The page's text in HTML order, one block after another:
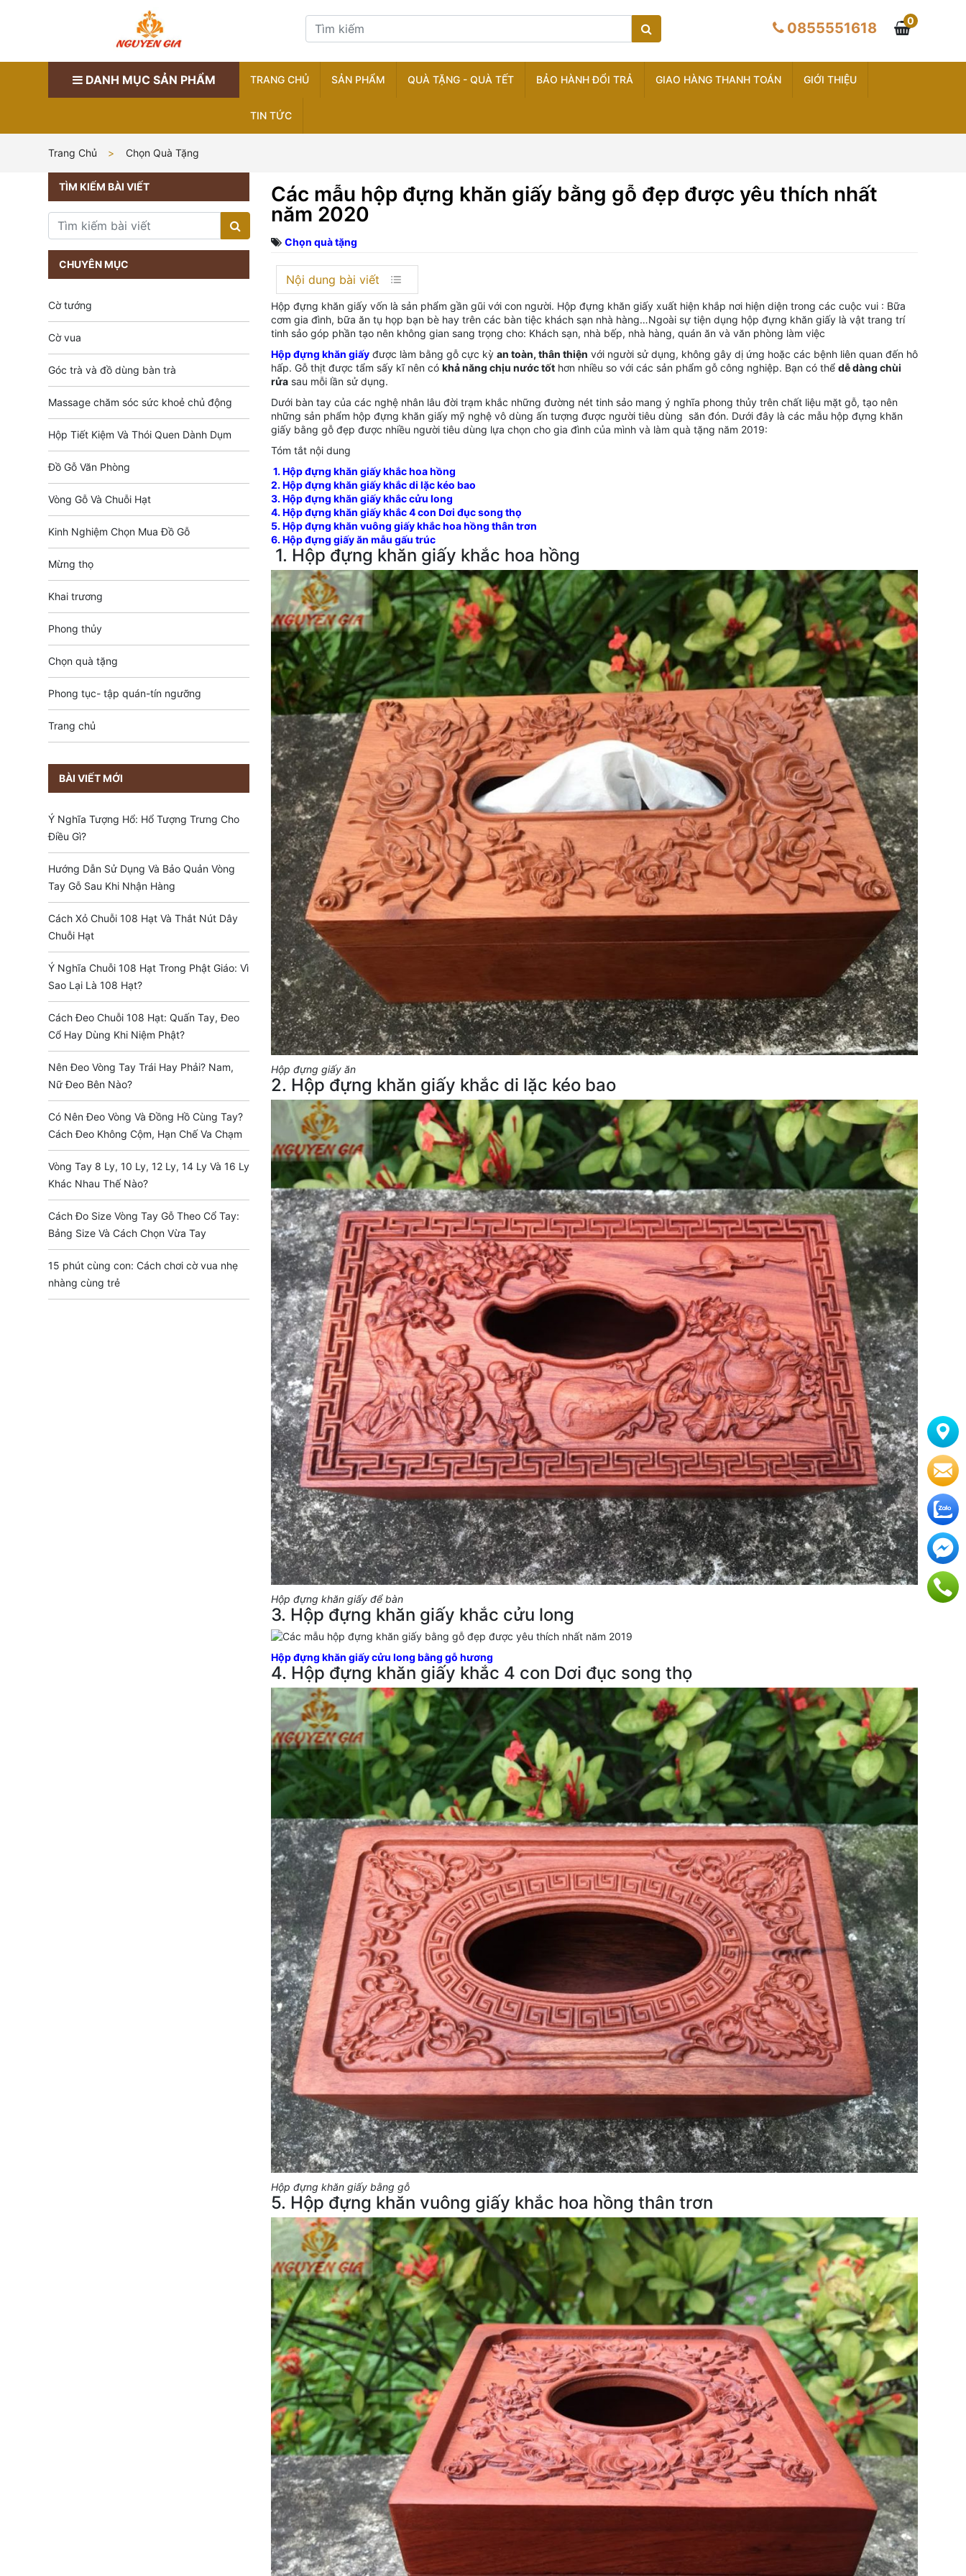
0855551618 0
DANH MỤC SẢN PHẨM TRANG CHỦ SẢN PHẨM QUÀ TẶNG - QUÀ TẾT BẢO HÀNH ĐỔI TRẢ GIAO HÀNG THANH TOÁN GIỚI THIỆU
TIN TỨC
Trang Chủ Chọn Quà Tặng
TÌM KIẾM BÀI VIẾT
CHUYÊN MỤC
Cờ tướng
Cờ vua
Góc trà và đồ dùng bàn trà
Massage chăm sóc sức khoẻ chủ động
Hộp Tiết Kiệm Và Thói Quen Dành Dụm
Đồ Gỗ Văn Phòng
Vòng Gỗ Và Chuỗi Hạt
Kinh Nghiệm Chọn Mua Đồ Gỗ
Mừng thọ
Khai trương
Phong thủy
Chọn quà tặng
Phong tục- tập quán-tín ngưỡng
Trang chủ
BÀI VIẾT MỚI
Ý Nghĩa Tượng Hổ: Hổ Tượng Trưng Cho
Điều Gì?
Hướng Dẫn Sử Dụng Và Bảo Quản Vòng
Tay Gỗ Sau Khi Nhận Hàng
Cách Xỏ Chuỗi 108 Hạt Và Thắt Nút Dây
Chuỗi Hạt
Ý Nghĩa Chuỗi 108 Hạt Trong Phật Giáo: Vì
Sao Lại Là 108 Hạt?
Cách Đeo Chuỗi 108 Hạt: Quấn Tay, Đeo
Cổ Hay Dùng Khi Niệm Phật?
Nên Đeo Vòng Tay Trái Hay Phải? Nam,
Nữ Đeo Bên Nào?
Có Nên Đeo Vòng Và Đồng Hồ Cùng Tay?
Cách Đeo Không Cộm, Hạn Chế Va Chạm
Vòng Tay 8 Ly, 10 Ly, 12 Ly, 14 Ly Và 16 Ly
Khác Nhau Thế Nào?
Cách Đo Size Vòng Tay Gỗ Theo Cổ Tay:
Bảng Size Và Cách Chọn Vừa Tay
15 phút cùng con: Cách chơi cờ vua nhẹ
nhàng cùng trẻ
Các mẫu hộp đựng khăn giấy bằng gỗ đẹp được yêu thích nhất
năm 2020
Chọn quà tặng
Nội dung bài viết
Hộp đựng khăn giấy vốn là sản phẩm gần gũi với con người. Hộp đựng khăn giấy xuất hiện khắp nơi hiện diện trong các cuộc vui : Bữa
cơm gia đình, bữa ăn tụ họp bạn bè hay trên các bàn tiệc khách sạn nhà hàng…Ngoài sự tiện dụng hộp đựng khăn giấy là vật trang trí
tinh sảo góp phần tạo nên không gian sang trọng cho: Khách sạn, nhà bếp, nhà hàng, quán ăn và văn phòng làm việc
Hộp đựng khăn giấy được làm bằng gỗ cực kỳ an toàn, thân thiện với người sử dụng, không gây dị ứng hoặc các bệnh liên quan đến hô
hấp. Gỗ thịt được tẩm sấy kĩ nên có khả năng chịu nước tốt hơn nhiều so với các sản phẩm gỗ công nghiệp. Bạn có thể dễ dàng chùi
rửa sau mỗi lần sử dụng.
Dưới bàn tay của các nghệ nhân lâu đời trạm khắc những đường nét tinh sảo mang ý nghĩa phong thủy trên chất liệu mặt gỗ, tạo nên
những sản phẩm hộp đựng khăn giấy mỹ nghệ vô dùng ấn tượng được người tiêu dùng săn đón. Dưới đây là các mẫu hộp đựng khăn
giấy bằng gỗ đẹp được nhiều người tiêu dùng lựa chọn cho gia đình của mình và làm quà tặng năm 2019:
Tóm tắt nội dung
1. Hộp đựng khăn giấy khắc hoa hồng
2. Hộp đựng khăn giấy khắc di lặc kéo bao
3. Hộp đựng khăn giấy khắc cửu long
4. Hộp đựng khăn giấy khắc 4 con Dơi đục song thọ
5. Hộp đựng khăn vuông giấy khắc hoa hồng thân trơn
6. Hộp đựng giấy ăn mẫu gấu trúc
1. Hộp đựng khăn giấy khắc hoa hồng
Hộp đựng giấy ăn
2. Hộp đựng khăn giấy khắc di lặc kéo bao
Hộp đựng khăn giấy để bàn
3. Hộp đựng khăn giấy khắc cửu long
Hộp đựng khăn giấy cửu long bằng gỗ hương
4. Hộp đựng khăn giấy khắc 4 con Dơi đục song thọ
Hộp đựng khăn giấy bằng gỗ
5. Hộp đựng khăn vuông giấy khắc hoa hồng thân trơn